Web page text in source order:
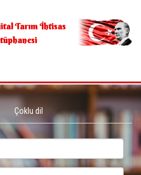
Tarım İhtisas
Çoklu dil